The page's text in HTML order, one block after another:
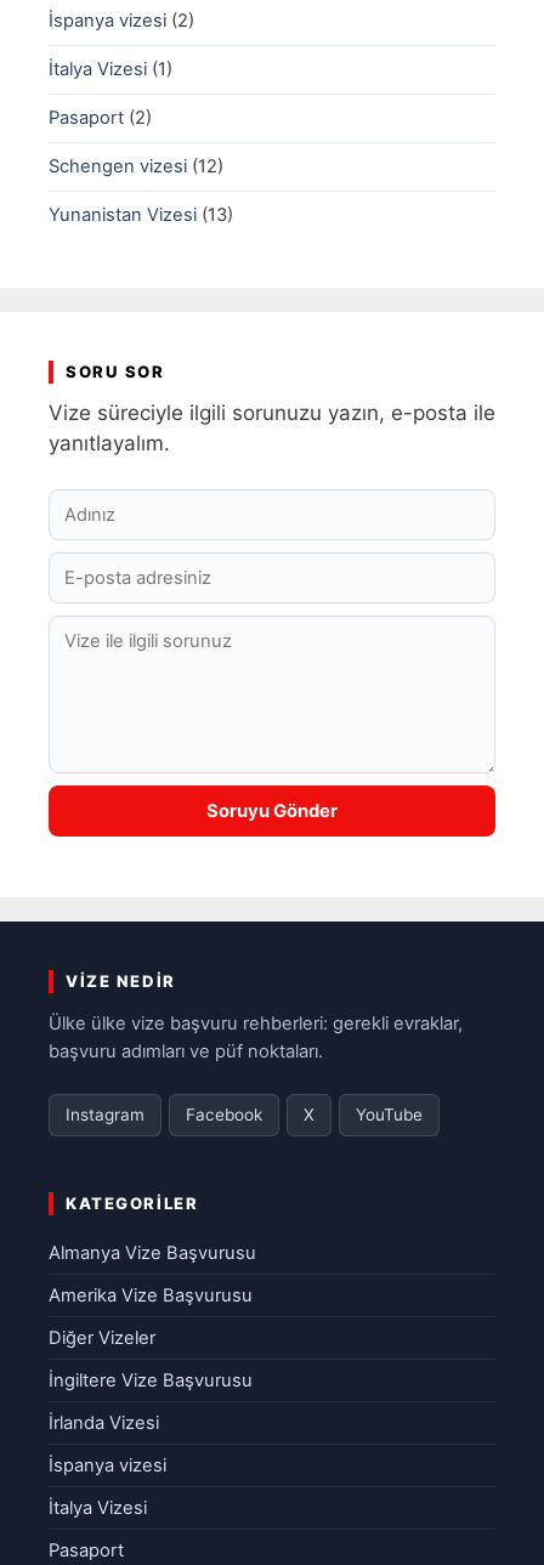
İspanya vizesi (2)
İtalya Vizesi (1)
Pasaport (2)
Schengen vizesi (12)
Yunanistan Vizesi (13)
SORU SOR
Vize süreciyle ilgili sorunuzu yazın, e-posta ile
yanıtlayalım.
VIZE NEDIR
Ülke ülke vize başvuru rehberleri: gerekli evraklar,
başvuru adımları ve püf noktaları.
Instagram Facebook X YouTube
KATEGORILER
Almanya Vize Başvurusu
Amerika Vize Başvurusu
Diğer Vizeler
İngiltere Vize Başvurusu
İrlanda Vizesi
İspanya vizesi
İtalya Vizesi
Pasaport